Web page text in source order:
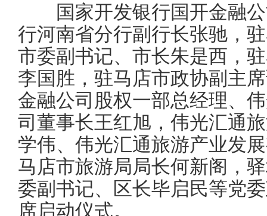
国家开发银行国开金融公
行河南省分行副行长张驰，
市委副书记、市长朱是西，
李国胜，驻马店市政协副主
金融公司股权一部总经理、
司董事长王红旭，伟光汇通
学伟、伟光汇通旅游产业发
马店市旅游局局长何新阁，
委副书记、区长毕启民等党
席启动仪式。